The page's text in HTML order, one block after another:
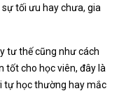
tối ưu hay chưa, gia
tư thế cũng như cách
tốt cho học viên, đây là
tự học thường hay mắc